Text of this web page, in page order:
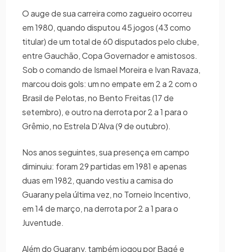
O auge de sua carreira como zagueiro ocorreu
em 1980, quando disputou 45 jogos (43 como
titular) de um total de 60 disputados pelo clube,
entre Gauchão, Copa Governador e amistosos.
Sob o comando de Ismael Moreira e Ivan Ravaza,
marcou dois gols: um no empate em 2 a 2 com o
Brasil de Pelotas, no Bento Freitas (17 de
setembro), e outro na derrota por 2 a 1 para o
Grêmio, no Estrela D’Alva (9 de outubro).
Nos anos seguintes, sua presença em campo
diminuiu: foram 29 partidas em 1981 e apenas
duas em 1982, quando vestiu a camisa do
Guarany pela última vez, no Torneio Incentivo,
em 14 de março, na derrota por 2 a 1 para o
Juventude.
Além do Guarany, também jogou por Bagé e